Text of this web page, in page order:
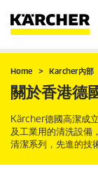
購物車
Home Karcher內部
關於香港德
Kärcher德國高潔成
及工業用的清洗設備
清潔系列，先進的技